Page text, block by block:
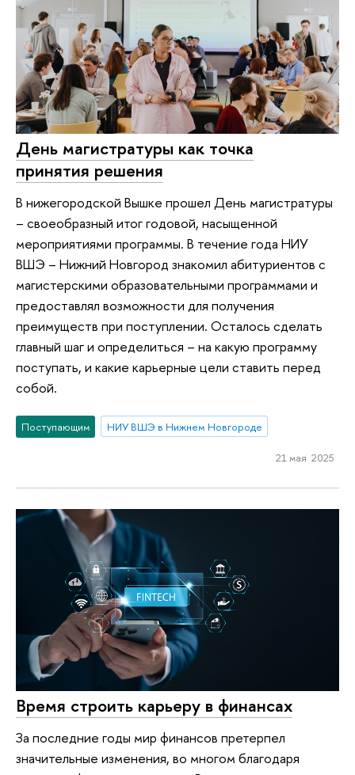
День магистратуры как точка
принятия решения
В нижегородской Вышке прошел День магистратуры
– своеобразный итог годовой, насыщенной
мероприятиями программы. В течение года НИУ
ВШЭ – Нижний Новгород знакомил абитуриентов с
магистерскими образовательными программами и
предоставлял возможности для получения
преимуществ при поступлении. Осталось сделать
главный шаг и определиться – на какую программу
поступать, и какие карьерные цели ставить перед
собой.
Поступающим НИУ ВШЭ в Нижнем Новгороде
21 мая 2025
Время строить карьеру в финансах
За последние годы мир финансов претерпел
значительные изменения, во многом благодаря